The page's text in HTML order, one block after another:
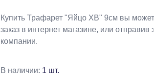
Купить Трафарет "Яйцо ХВ" 9см вы
заказ в интернет магазине, или
компании.
В наличии: 1 шт.